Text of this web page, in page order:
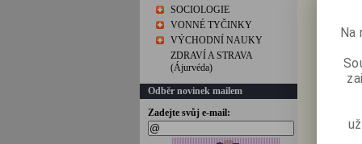
SOCIOLOGIE
VONNÉ TYČINKY
VÝCHODNÍ NAUKY
ZDRAVÍ A STRAVA
(Ájurvéda)
Odběr novinek mailem
Zadejte svůj e-mail:
Na